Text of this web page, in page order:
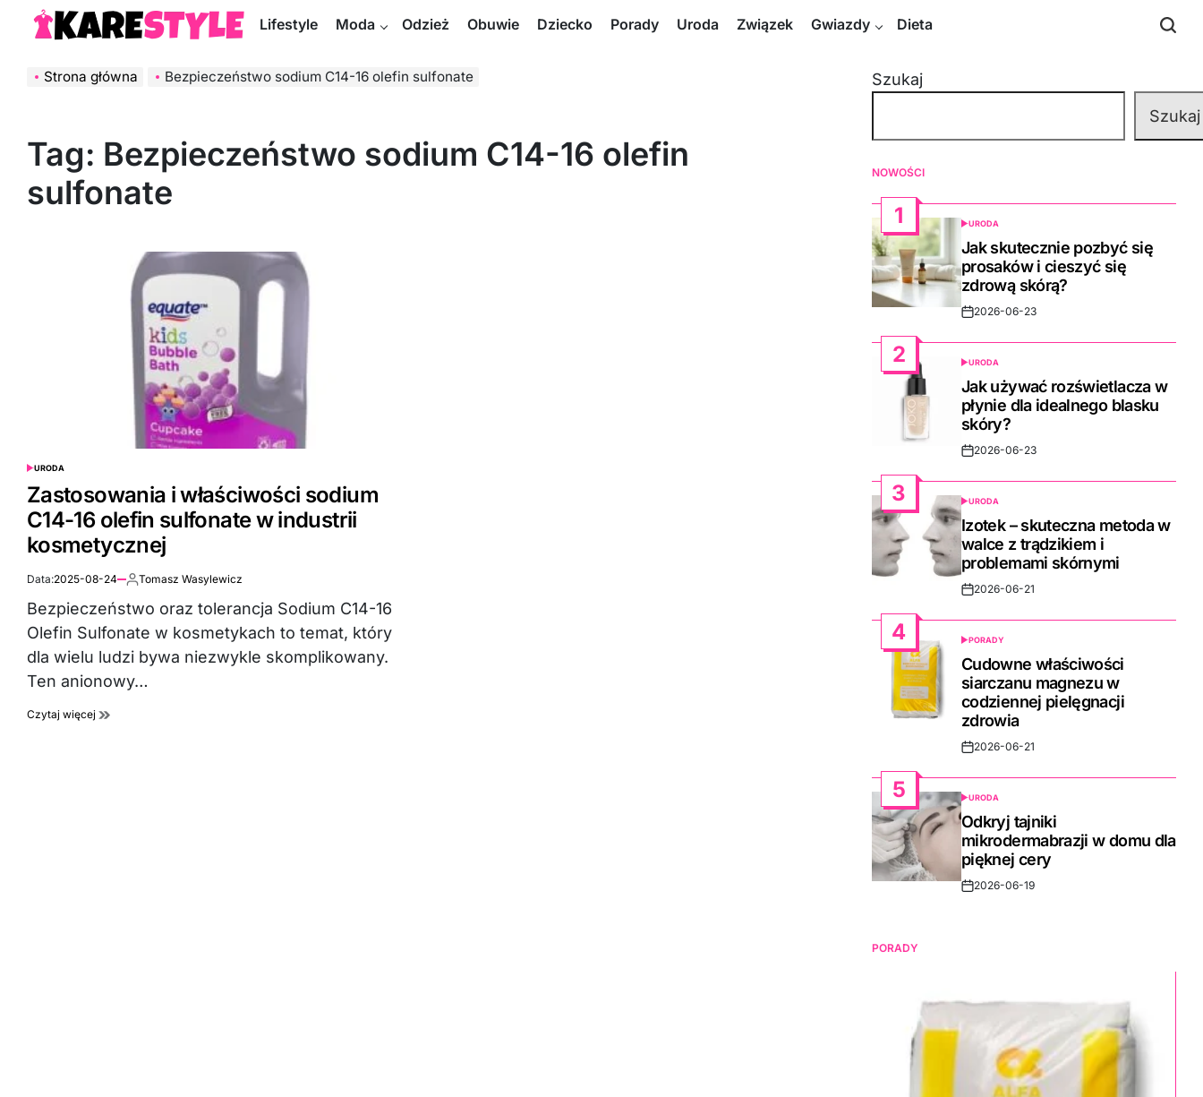
KareStyle.pl
Lifestyle Moda Odzież Obuwie Dziecko Porady Uroda Związek Gwiazdy Dieta
Strona główna Bezpieczeństwo sodium C14-16 olefin sulfonate
Tag: Bezpieczeństwo sodium C14-16 olefin
sulfonate
POSTED
IN
URODA
Zastosowania i właściwości sodium
C14-16 olefin sulfonate w industrii
kosmetycznej
Data:2025-08-24 Autor:
Tomasz Wasylewicz
Bezpieczeństwo oraz tolerancja Sodium C14-16
Olefin Sulfonate w kosmetykach to temat, który
dla wielu ludzi bywa niezwykle skomplikowany.
Ten anionowy…
Czytaj więcej
Szukaj
Szukaj
NOWOŚCI
1
POSTED
IN
URODA
Jak skutecznie pozbyć się
prosaków i cieszyć się
zdrową skórą?
Post2026-06-23
2
POSTED
IN
URODA
Jak używać rozświetlacza w
płynie dla idealnego blasku
skóry?
Post2026-06-23
3
POSTED
IN
URODA
Izotek – skuteczna metoda w
walce z trądzikiem i
problemami skórnymi
Post2026-06-21
4
POSTED
IN
PORADY
Cudowne właściwości
siarczanu magnezu w
codziennej pielęgnacji
zdrowia
Post2026-06-21
5
POSTED
IN
URODA
Odkryj tajniki
mikrodermabrazji w domu dla
pięknej cery
Post2026-06-19
PORADY